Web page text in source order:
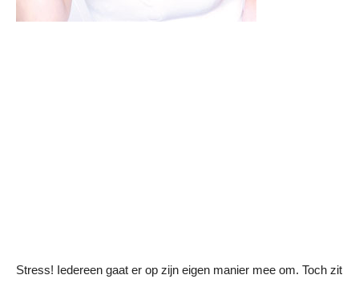
Stress! Iedereen gaat er op zijn eigen manier mee om. Toch zit